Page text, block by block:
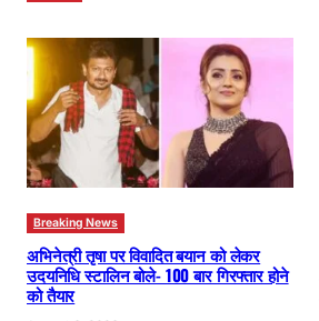
Breaking News
अभिनेत्री तृषा पर विवादित बयान को लेकर
उदयनिधि स्टालिन बोले- 100 बार गिरफ्तार होने
को तैयार